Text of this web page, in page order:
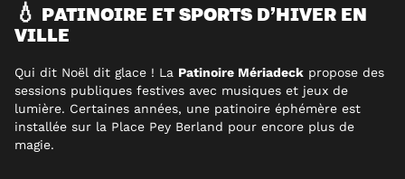
💧 PATINOIRE ET SPORTS D’HIVER EN
VILLE
Qui dit Noël dit glace ! La Patinoire Mériadeck propose des
sessions publiques festives avec musiques et jeux de
lumière. Certaines années, une patinoire éphémère est
installée sur la Place Pey Berland pour encore plus de
magie.